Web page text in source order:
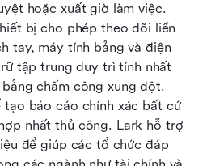
hoặc xuất giờ làm việc.
bị cho phép theo dõi liền
tay, máy tính bảng và điện
tập trung duy trì tính nhất
chấm công xung đột.
báo cáo chính xác bất cứ
nhất thủ công. Lark hỗ trợ
để giúp các tổ chức đáp